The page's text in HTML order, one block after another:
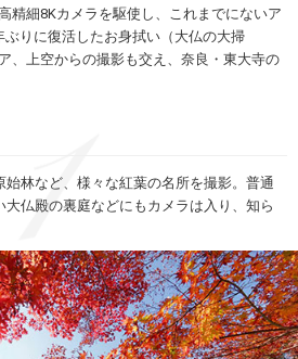
精細8Kカメラを駆使し、これまでにないア
りに復活したお身拭い（大仏の大掃
、上空からの撮影も交え、奈良・東大寺の
林など、様々な紅葉の名所を撮影。普通
仏殿の裏庭などにもカメラは入り、知ら